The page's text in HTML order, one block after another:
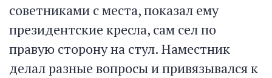
советниками с места, показал ему
президентские кресла, сам сел по
правую сторону на стул. Наместник
делал разные вопросы и привязывался к